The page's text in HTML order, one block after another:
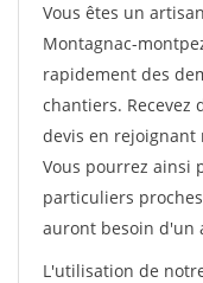
Vous êtes un
Montagnac-
rapidement des
chantiers. Recevez
devis en rejoignant
Vous pourrez ainsi
particuliers
auront besoin d'un
L'utilisation de